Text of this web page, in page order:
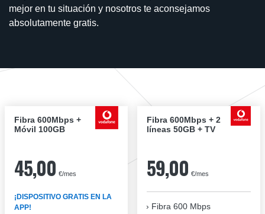
mejor en tu situación y nosotros te aconsejamos
absolutamente gratis.
Fibra 600Mbps +
Móvil 100GB
45,00 €/mes
¡DISPOSITIVO GRATIS EN LA
APP!
Fibra 600Mbps + 2
líneas 50GB + TV
59,00 €/mes
Fibra 600 Mbps